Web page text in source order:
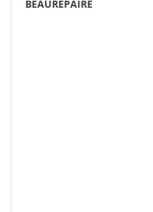
BEAUREPAIRE